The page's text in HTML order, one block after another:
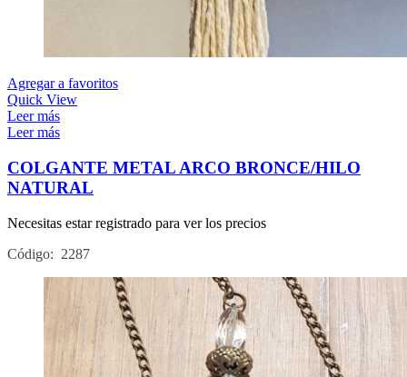
Agregar a favoritos
Quick View
Leer más
Leer más
COLGANTE METAL ARCO BRONCE/HILO
NATURAL
Necesitas estar registrado para ver los precios
Código: 2287